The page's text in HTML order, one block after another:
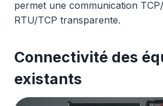
permet une communication
RTU/TCP transparente.
Connectivité des
existants